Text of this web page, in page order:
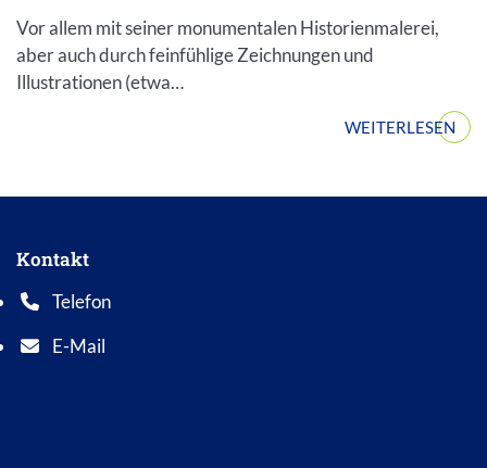
Vor allem mit seiner monumentalen Historienmalerei,
aber auch durch feinfühlige Zeichnungen und
Illustrationen (etwa…
WEITERLESEN
Kontakt
Telefon
Telefonnummer: 0 5 6 2 1 7 0 1 0
E-Mail
E-Mail Adresse: info@bad-wildungen.de